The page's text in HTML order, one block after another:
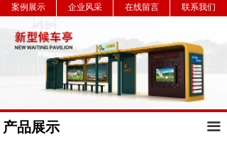
案例展示
企业风采 在线留言 联系我们
产品展示 끀